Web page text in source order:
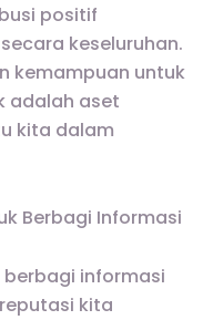
positif
keseluruhan.
kemampuan untuk
adalah aset
kita dalam
Berbagi Informasi
informasi
kita